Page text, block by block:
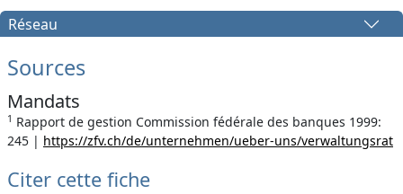
Réseau
Sources
Mandats
1 Rapport de gestion Commission fédérale des banques 1999:
245 | https://zfv.ch/de/unternehmen/ueber-uns/verwaltungsrat
Citer cette fiche